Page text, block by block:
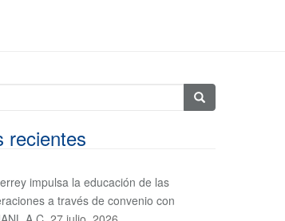
recientes
impulsa la educación de las
a través de convenio con